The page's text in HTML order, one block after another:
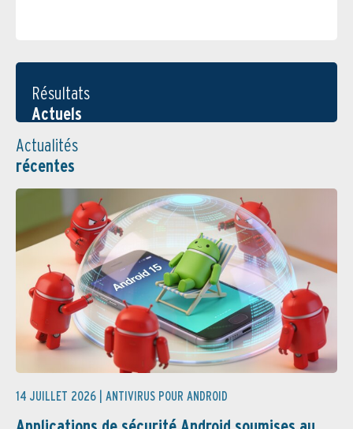
Résultats
Actuels
Actualités
récentes
14 JUILLET 2026 | ANTIVIRUS POUR ANDROID